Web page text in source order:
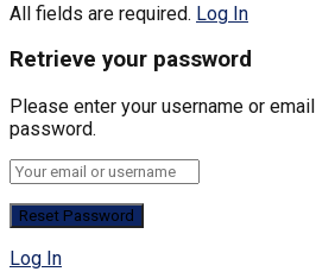
All fields are required. Log In
Retrieve your password
Please enter your username or
password.
Log In